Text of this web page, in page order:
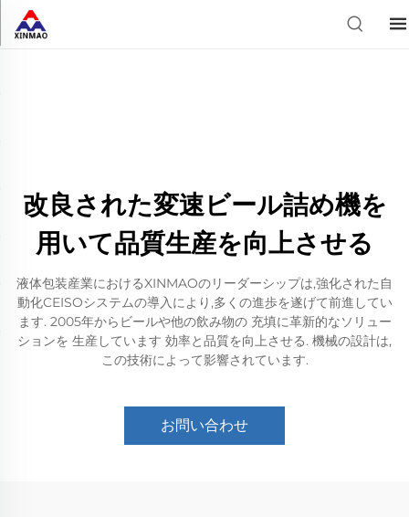
改良された変速ビール詰め機を
用いて品質生産を向上させる
液体包装産業におけるXINMAOのリーダーシップは,強化された自
動化CEISOシステムの導入により,多くの進歩を遂げて前進してい
ます. 2005年からビールや他の飲み物の 充填に革新的なソリュー
ションを 生産しています 効率と品質を向上させる. 機械の設計は,
この技術によって影響されています.
お問い合わせ